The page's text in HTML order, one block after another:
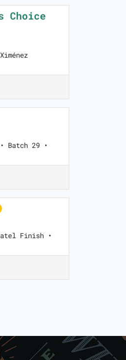
Choice
Batch 29 •
Finish •